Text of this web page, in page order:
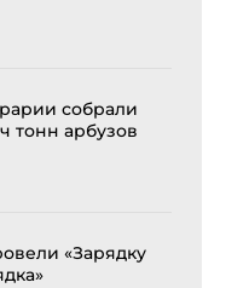
собрали
тонн арбузов
«Зарядку